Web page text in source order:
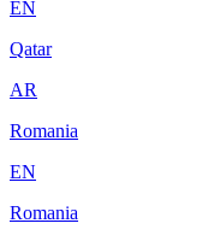
EN
Qatar
AR
Romania
EN
Romania